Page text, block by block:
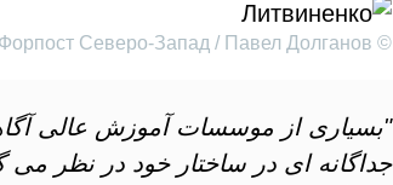
© Форпост Северо-Запад / Павел Долганов
"بسیاری از موسسات آموزش عالی
جداگانه ای در ساختار خود در نظر